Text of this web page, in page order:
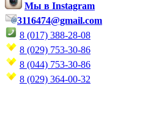
Мы в Instagram
3116474@gmail.com
8 (017) 388-28-08
8 (029) 753-30-86
8 (044) 753-30-86
8 (029) 364-00-32